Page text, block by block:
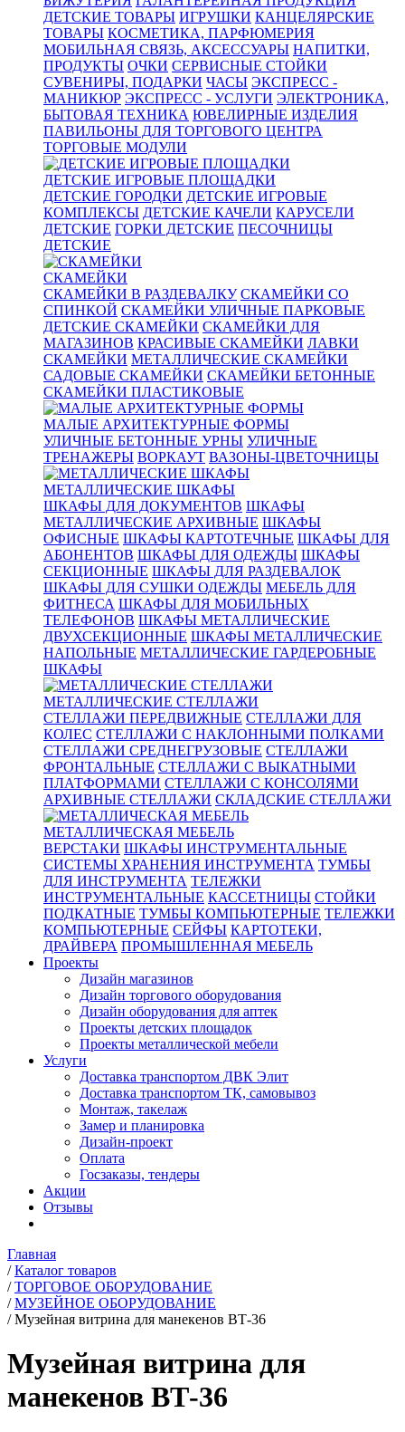
ДЕТСКИЕ ТОВАРЫ ИГРУШКИ КАНЦЕЛЯРСКИЕ
ТОВАРЫ КОСМЕТИКА, ПАРФЮМЕРИЯ
МОБИЛЬНАЯ СВЯЗЬ, АКСЕССУАРЫ НАПИТКИ,
ПРОДУКТЫ ОЧКИ СЕРВИСНЫЕ СТОЙКИ
СУВЕНИРЫ, ПОДАРКИ ЧАСЫ ЭКСПРЕСС -
МАНИКЮР ЭКСПРЕСС - УСЛУГИ ЭЛЕКТРОНИКА,
БЫТОВАЯ ТЕХНИКА ЮВЕЛИРНЫЕ ИЗДЕЛИЯ
ПАВИЛЬОНЫ ДЛЯ ТОРГОВОГО ЦЕНТРА
ТОРГОВЫЕ МОДУЛИ
ДЕТСКИЕ ИГРОВЫЕ ПЛОЩАДКИ
ДЕТСКИЕ ГОРОДКИ ДЕТСКИЕ ИГРОВЫЕ
КОМПЛЕКСЫ ДЕТСКИЕ КАЧЕЛИ КАРУСЕЛИ
ДЕТСКИЕ ГОРКИ ДЕТСКИЕ ПЕСОЧНИЦЫ
ДЕТСКИЕ
СКАМЕЙКИ
СКАМЕЙКИ В РАЗДЕВАЛКУ СКАМЕЙКИ СО
СПИНКОЙ СКАМЕЙКИ УЛИЧНЫЕ ПАРКОВЫЕ
ДЕТСКИЕ СКАМЕЙКИ СКАМЕЙКИ ДЛЯ
МАГАЗИНОВ КРАСИВЫЕ СКАМЕЙКИ ЛАВКИ
СКАМЕЙКИ МЕТАЛЛИЧЕСКИЕ СКАМЕЙКИ
САДОВЫЕ СКАМЕЙКИ СКАМЕЙКИ БЕТОННЫЕ
СКАМЕЙКИ ПЛАСТИКОВЫЕ
МАЛЫЕ АРХИТЕКТУРНЫЕ ФОРМЫ
УЛИЧНЫЕ БЕТОННЫЕ УРНЫ УЛИЧНЫЕ
ТРЕНАЖЕРЫ ВОРКАУТ ВАЗОНЫ-ЦВЕТОЧНИЦЫ
МЕТАЛЛИЧЕСКИЕ ШКАФЫ
ШКАФЫ ДЛЯ ДОКУМЕНТОВ ШКАФЫ
МЕТАЛЛИЧЕСКИЕ АРХИВНЫЕ ШКАФЫ
ОФИСНЫЕ ШКАФЫ КАРТОТЕЧНЫЕ ШКАФЫ ДЛЯ
АБОНЕНТОВ ШКАФЫ ДЛЯ ОДЕЖДЫ ШКАФЫ
СЕКЦИОННЫЕ ШКАФЫ ДЛЯ РАЗДЕВАЛОК
ШКАФЫ ДЛЯ СУШКИ ОДЕЖДЫ МЕБЕЛЬ ДЛЯ
ФИТНЕСА ШКАФЫ ДЛЯ МОБИЛЬНЫХ
ТЕЛЕФОНОВ ШКАФЫ МЕТАЛЛИЧЕСКИЕ
ДВУХСЕКЦИОННЫЕ ШКАФЫ МЕТАЛЛИЧЕСКИЕ
НАПОЛЬНЫЕ МЕТАЛЛИЧЕСКИЕ ГАРДЕРОБНЫЕ
ШКАФЫ
МЕТАЛЛИЧЕСКИЕ СТЕЛЛАЖИ
СТЕЛЛАЖИ ПЕРЕДВИЖНЫЕ СТЕЛЛАЖИ ДЛЯ
КОЛЕС СТЕЛЛАЖИ С НАКЛОННЫМИ ПОЛКАМИ
СТЕЛЛАЖИ СРЕДНЕГРУЗОВЫЕ СТЕЛЛАЖИ
ФРОНТАЛЬНЫЕ СТЕЛЛАЖИ С ВЫКАТНЫМИ
ПЛАТФОРМАМИ СТЕЛЛАЖИ С КОНСОЛЯМИ
АРХИВНЫЕ СТЕЛЛАЖИ СКЛАДСКИЕ СТЕЛЛАЖИ
МЕТАЛЛИЧЕСКАЯ МЕБЕЛЬ
ВЕРСТАКИ ШКАФЫ ИНСТРУМЕНТАЛЬНЫЕ
СИСТЕМЫ ХРАНЕНИЯ ИНСТРУМЕНТА ТУМБЫ
ДЛЯ ИНСТРУМЕНТА ТЕЛЕЖКИ
ИНСТРУМЕНТАЛЬНЫЕ КАССЕТНИЦЫ СТОЙКИ
ПОДКАТНЫЕ ТУМБЫ КОМПЬЮТЕРНЫЕ ТЕЛЕЖКИ
КОМПЬЮТЕРНЫЕ СЕЙФЫ КАРТОТЕКИ,
ДРАЙВЕРА ПРОМЫШЛЕННАЯ МЕБЕЛЬ
Проекты
Дизайн магазинов
Дизайн торгового оборудования
Дизайн оборудования для аптек
Проекты детских площадок
Проекты металлической мебели
Услуги
Доставка транспортом ДВК Элит
Доставка транспортом ТК, самовывоз
Монтаж, такелаж
Замер и планировка
Дизайн-проект
Оплата
Госзаказы, тендеры
Акции
Отзывы
Главная
/ Каталог товаров
/ ТОРГОВОЕ ОБОРУДОВАНИЕ
/ МУЗЕЙНОЕ ОБОРУДОВАНИЕ
/ Музейная витрина для манекенов ВТ-36
Музейная витрина для
манекенов ВТ-36